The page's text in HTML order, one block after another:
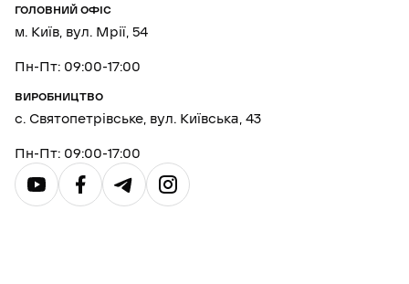
ГОЛОВНИЙ ОФІС
м. Київ, вул. Мрії, 54
Пн-Пт: 09:00-17:00
ВИРОБНИЦТВО
с. Святопетрівське, вул. Київська, 43
Пн-Пт: 09:00-17:00